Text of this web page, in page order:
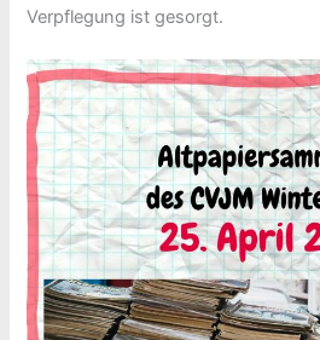
Verpflegung ist gesorgt.